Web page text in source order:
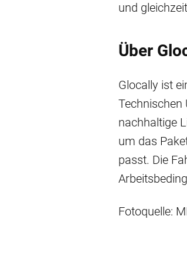
und
Über
Glocally ist
Technischen
nachhaltige
um das
passt. Die
Fotoquelle: